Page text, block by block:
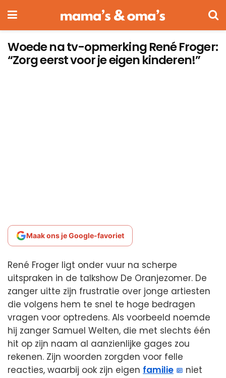
Woede na tv-opmerking René Froger:
“Zorg eerst voor je eigen kinderen!”
Maak ons je Google-favoriet
René Froger ligt onder vuur na scherpe
uitspraken in de talkshow De Oranjezomer. De
zanger uitte zijn frustratie over jonge artiesten
die volgens hem te snel te hoge bedragen
vragen voor optredens. Als voorbeeld noemde
hij zanger Samuel Welten, die met slechts één
hit op zijn naam al aanzienlijke gages zou
rekenen. Zijn woorden zorgden voor felle
reacties, waarbij ook zijn eigen familie
niet